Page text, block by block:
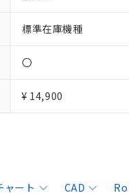
標準在庫機種
〇
¥ 14,900
ャート CAD